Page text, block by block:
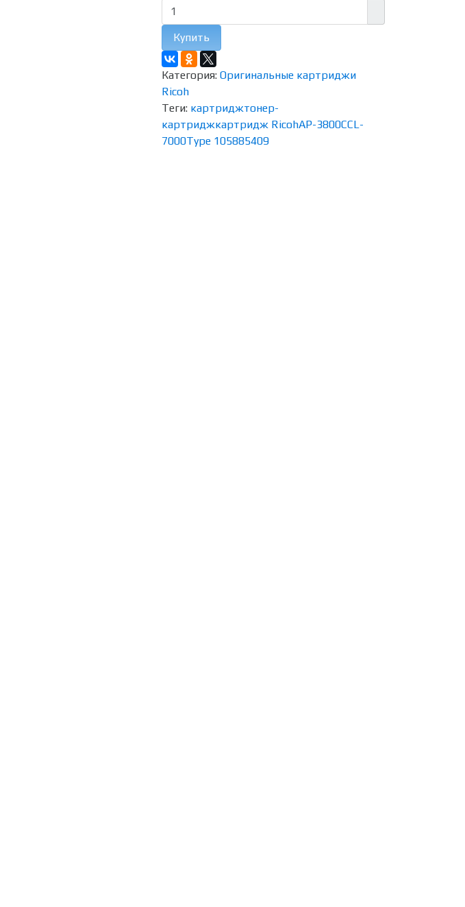
Купить
Категория: Оригинальные картриджи
Ricoh
Теги: картриджтонер-
картриджкартридж RicohAP-3800CCL-
7000Type 105885409